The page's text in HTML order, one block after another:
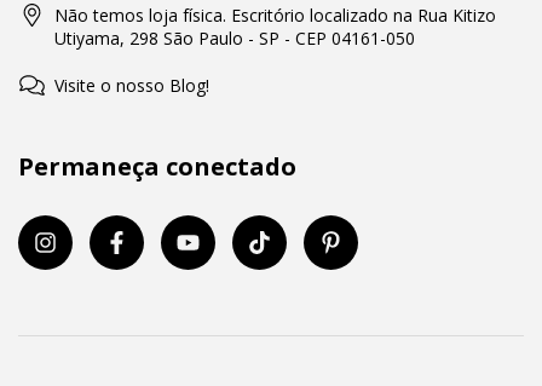
Não temos loja física. Escritório localizado na Rua Kitizo
Utiyama, 298 São Paulo - SP - CEP 04161-050
Visite o nosso Blog!
Permaneça conectado